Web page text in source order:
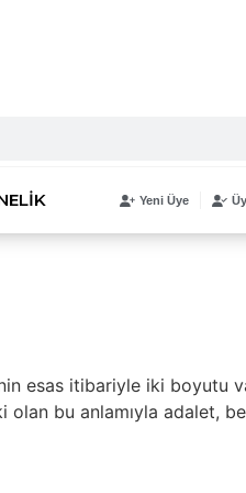
Yeni Üye
esas itibariyle iki boyutu
olan bu anlamıyla adalet,